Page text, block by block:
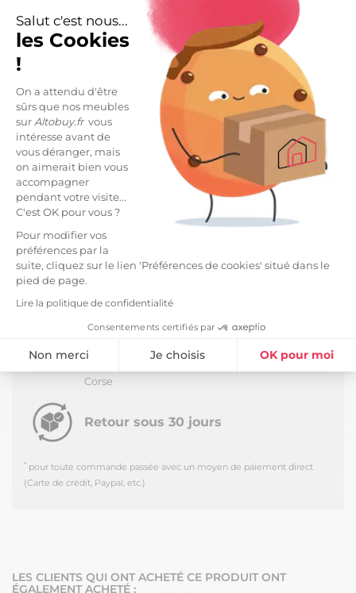
Salut c'est nous...
les Cookies
!
On a attendu d'être
sûrs que nos meubles
surAltobuy.frvous
intéresse avant de
vous déranger, mais
on aimerait bien vous
accompagner
pendant votre visite...
C'est OK pour vous ?
Pour modifier vos
préférences par la
suite, cliquez sur le lien 'Préférences de cookies' situé dans le
pied de page.
Lire la politique de confidentialité
Consentements certifiés par
Non merci Je choisis OK pour moi
Plateforme de Gestion du Consentement : Personnalisez vos
Notre plateforme vous permet d'adapter et de gérer vos
Un linge respectueux de votre corps, agréable et
douillet qui créera une ambiance chaleureuse dans
votre chambre. Une conception en double gaze de
coton, légère, fluide et confortable. Une matière qui
gagne en souplesse et en douceur au fil des lavages.
Naturellement froissée : pas besoin de repasser !
Fabrication 100% Coton, densité 125 g/m2. Hauteur
de bonnet : 30cm. Produit certifié OEKO-TEX.
Dimensions : 180x200cm.
Entretien facile : Lavage à 60°C avec couleurs
similaires, sèche-linge possible.
Salon, Art de la table, Chambre : la gamme de linge
de maison Ourea a des solutions pour tout !
LIVRAISON ET RETOURS
Livraison Standard -5,99 €
Estimée à partir du Lundi 10 Août 2026
Livraison en journée au pied du camion - Hors
Corse
Retour sous 30 jours
* pour toute commande passée avec un moyen de paiement direct
(Carte de crédit, Paypal, etc.)
LES CLIENTS QUI ONT ACHETÉ CE PRODUIT ONT
ÉGALEMENT ACHETÉ :